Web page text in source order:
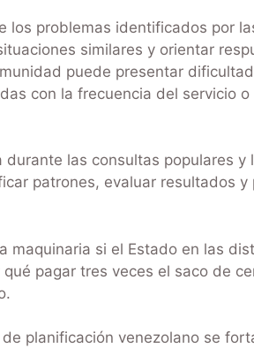
los problemas identificados por
similares y orientar
puede presentar
con la frecuencia del servicio
las consultas populares y
patrones, evaluar resultados y
maquinaria si el Estado en las
pagar tres veces el saco de
planificación venezolano se